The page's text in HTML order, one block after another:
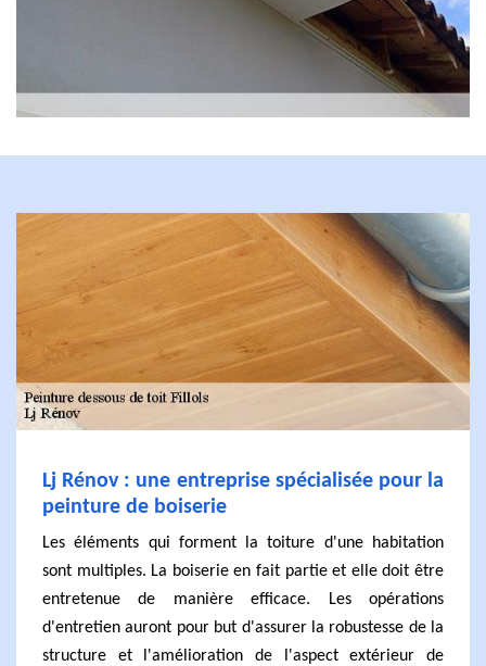
Lj Rénov : une entreprise spécialisée pour la
peinture de boiserie
Les éléments qui forment la toiture d'une habitation
sont multiples. La boiserie en fait partie et elle doit être
entretenue de manière efficace. Les opérations
d'entretien auront pour but d'assurer la robustesse de la
structure et l'amélioration de l'aspect extérieur de